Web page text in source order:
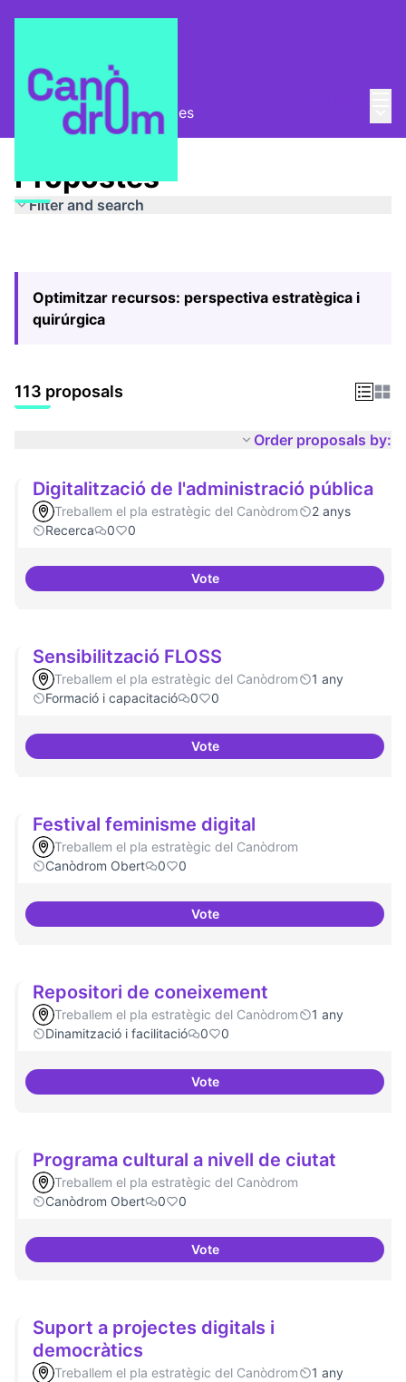
Pla Estratègic Propostes
Propostes
Filter and search
Optimitzar recursos: perspectiva estratègica i
quirúrgica
113 proposals
Order proposals by:
Digitalització de l'administració pública
Treballem el pla estratègic del Canòdrom
2 anys
Recerca
0 0
VoteDigitalització de l'administració
Sensibilització FLOSS
Treballem el pla estratègic del Canòdrom
1 any
Formació i capacitació
0 0
VoteSensibilització FLOSS
Festival feminisme digital
Treballem el pla estratègic del Canòdrom
Canòdrom Obert
0 0
VoteFestival feminisme digital
Repositori de coneixement
Treballem el pla estratègic del Canòdrom
1 any
Dinamització i facilitació
0 0
VoteRepositori de coneixement
Programa cultural a nivell de ciutat
Treballem el pla estratègic del Canòdrom
Canòdrom Obert
0 0
VotePrograma cultural a nivell de
Suport a projectes digitals i
democràtics
Treballem el pla estratègic del Canòdrom
1 any